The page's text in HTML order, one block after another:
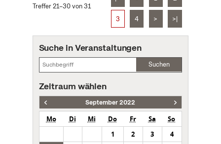
Treffer 21–30 von 31
3 4 > >|
Suche in Veranstaltungen
Suchen
Zeitraum wählen
September 2022
Mo Di Mi Do Fr Sa
So
1
2 3
4